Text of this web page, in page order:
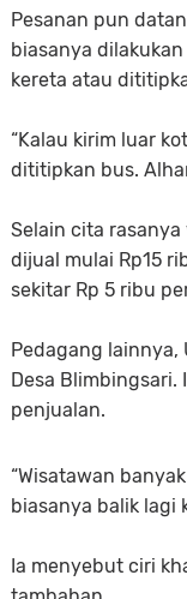
Pesanan pun
biasanya
kereta atau
“Kalau kirim luar
dititipkan bus.
Selain cita
dijual mulai Rp15
sekitar Rp 5 ribu
Pedagang lainnya,
Desa
penjualan.
“Wisatawan
biasanya balik lagi
Ia menyebut ciri